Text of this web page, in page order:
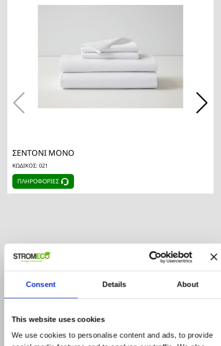
Consent Details About
This website uses cookies
We use cookies to personalise content and ads, to provide
ΣΕΝΤΟΝΙ ΜΟΝΟ
ΚΩΔΙΚΟΣ: 021
ΠΛΗΡΟΦΟΡΙΕΣ
Προϊόντα σε προσφορά
Δείτε ολα τα προϊόντα μας που εχουν
προσφορά και επωφεληθείτε για τις αγορές